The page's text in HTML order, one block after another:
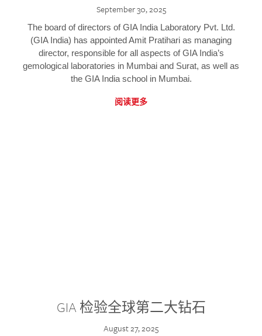
September 30, 2025
The board of directors of GIA India Laboratory Pvt. Ltd.
(GIA India) has appointed Amit Pratihari as managing
director, responsible for all aspects of GIA India’s
gemological laboratories in Mumbai and Surat, as well as
the GIA India school in Mumbai.
阅读更多
GIA 检验全球第二大钻石
August 27, 2025